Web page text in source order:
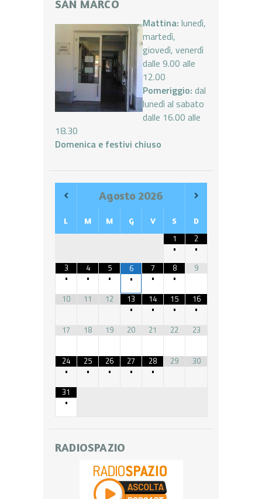
SAN MARCO
Mattina: lunedì,
martedì,
giovedì, venerdì
dalle 9.00 alle
12.00
Pomeriggio: dal
lunedì al sabato
dalle 16.00 alle
18.30
Domenica e festivi chiuso
Agosto2026
L M M G V S D
1
•
2
•
3
•
4
•
5
•
6
•
7
•
8
•
9
10 11 12
13
•
14
•
15
•
16
•
17
18 19 20 21 22 23
24
•
25
•
26
•
27
•
28
•
29 30
31
•
RADIOSPAZIO